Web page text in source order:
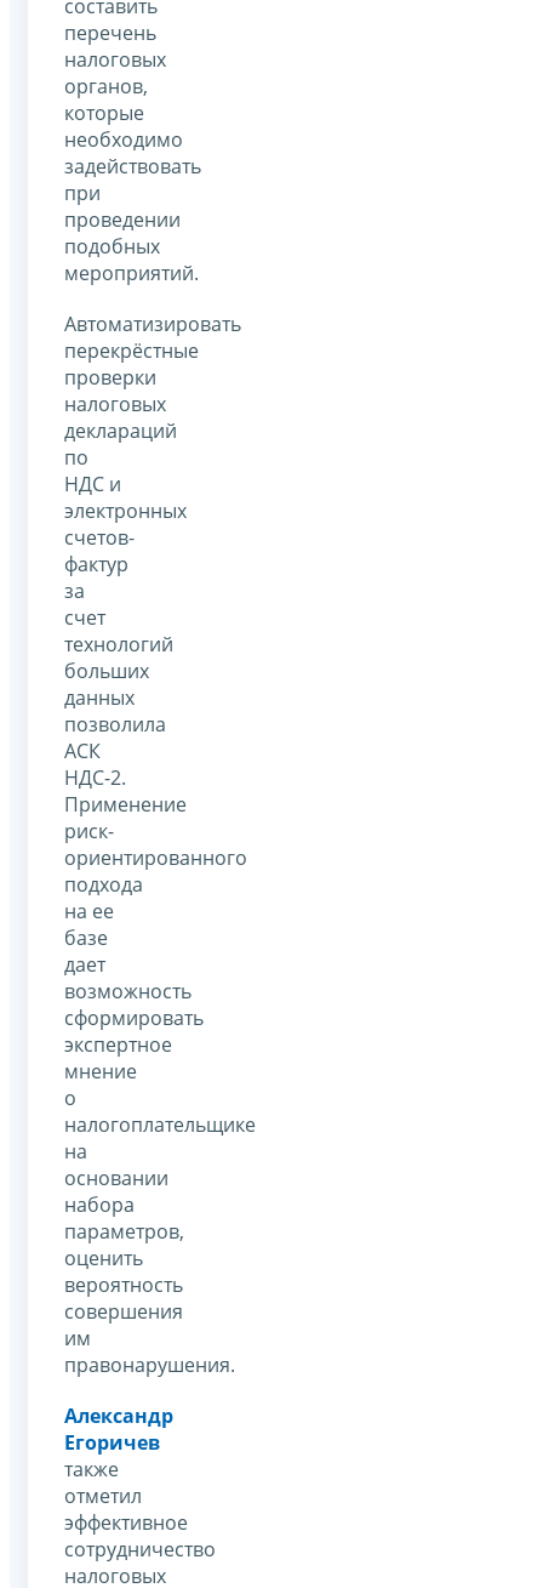
составить
перечень
налоговых
органов,
которые
необходимо
задействовать
при
проведении
подобных
мероприятий.
Автоматизировать
перекрёстные
проверки
налоговых
деклараций
по
НДС и
электронных
счетов-
фактур
за
счет
технологий
больших
данных
позволила
АСК
НДС-2.
Применение
риск-
ориентированного
подхода
на ее
базе
дает
возможность
сформировать
экспертное
мнение
о
налогоплательщике
на
основании
набора
параметров,
оценить
вероятность
совершения
им
правонарушения.
Александр
Егоричев
также
отметил
эффективное
сотрудничество
налоговых